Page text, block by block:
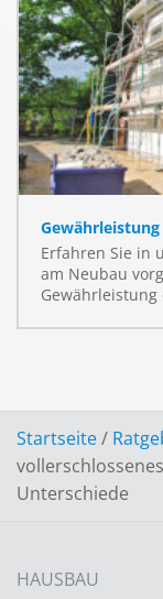
Erfahren Sie in
am Neubau
Startseite/
Unterschiede
HAUSBAU